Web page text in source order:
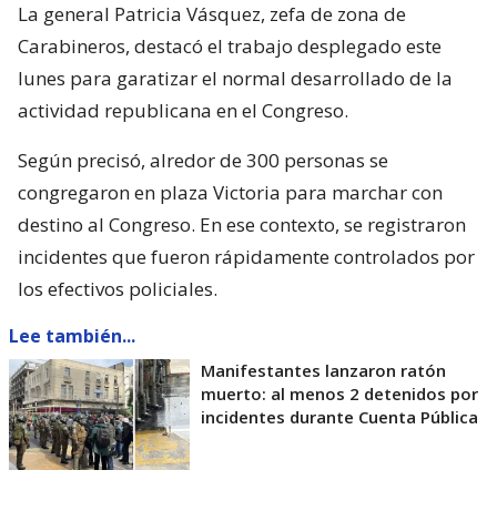
La general Patricia Vásquez, zefa de zona de
Carabineros, destacó el trabajo desplegado este
lunes para garatizar el normal desarrollado de la
actividad republicana en el Congreso.
Según precisó, alredor de 300 personas se
congregaron en plaza Victoria para marchar con
destino al Congreso. En ese contexto, se registraron
incidentes que fueron rápidamente controlados por
los efectivos policiales.
Lee también...
Manifestantes lanzaron ratón
muerto: al menos 2 detenidos por
incidentes durante Cuenta Pública